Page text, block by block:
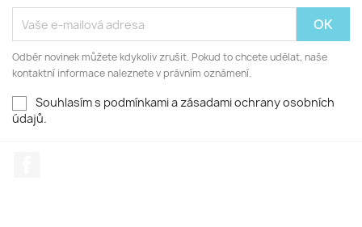
Odběr novinek můžete kdykoliv zrušit. Pokud to chcete udělat, naše
kontaktní informace naleznete v právním oznámení.
Souhlasím s podmínkami a zásadami ochrany osobních
údajů.